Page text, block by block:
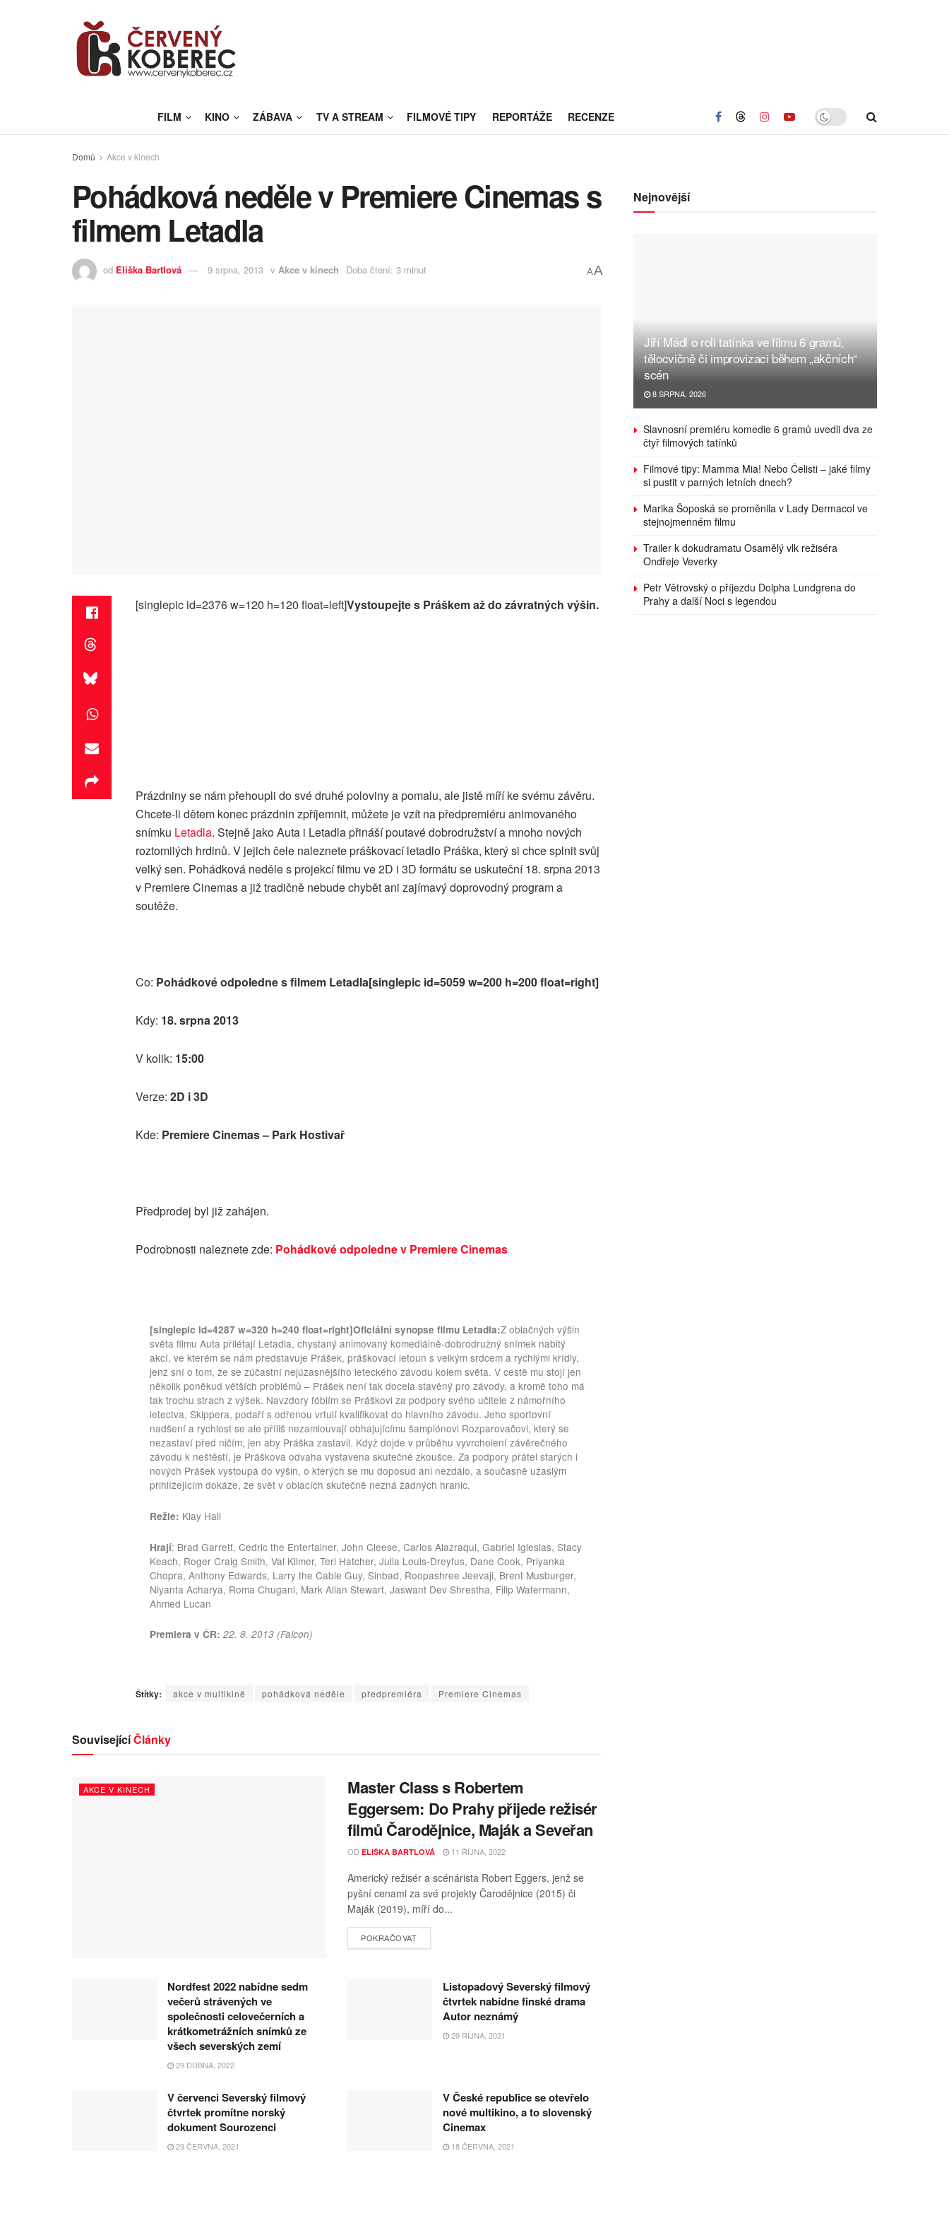
FILM KINO ZÁBAVA TV A STREAM FILMOVÉ TIPY REPORTÁŽE RECENZE
Domů Akce v kinech
Pohádková neděle v Premiere Cinemas s
filmem Letadla
od Eliška Bartlová 9 srpna, 2013 v Akce v kinech Doba čtení: 3 minut AA
[singlepic id=2376 w=120 h=120 float=left]Vystoupejte s Práškem až do závratných výšin.
Prázdniny se nám přehoupli do své druhé poloviny a pomalu, ale jistě míří ke svému závěru.
Chcete-li dětem konec prázdnin zpříjemnit, můžete je vzít na předpremiéru animovaného
snímku Letadla. Stejně jako Auta i Letadla přináší poutavé dobrodružství a mnoho nových
roztomilých hrdinů. V jejich čele naleznete práškovací letadlo Práška, který si chce splnit svůj
velký sen. Pohádková neděle s projekcí filmu ve 2D i 3D formátu se uskuteční 18. srpna 2013
v Premiere Cinemas a již tradičně nebude chybět ani zajímavý doprovodný program a
soutěže.
Co: Pohádkové odpoledne s filmem Letadla[singlepic id=5059 w=200 h=200 float=right]
Kdy: 18. srpna 2013
V kolik: 15:00
Verze: 2D i 3D
Kde: Premiere Cinemas – Park Hostivař
Předprodej byl již zahájen.
Podrobnosti naleznete zde: Pohádkové odpoledne v Premiere Cinemas
[singlepic id=4287 w=320 h=240 float=right]Oficiální synopse filmu Letadla:Z oblačných výšin
světa filmu Auta přilétají Letadla, chystaný animovaný komediálně-dobrodružný snímek nabitý
akcí, ve kterém se nám představuje Prášek, práškovací letoun s velkým srdcem a rychlými křídly,
jenž sní o tom, že se zúčastní nejúžasnějšího leteckého závodu kolem světa. V cestě mu stojí jen
několik poněkud větších problémů – Prášek není tak docela stavěný pro závody, a kromě toho má
tak trochu strach z výšek. Navzdory fóbiím se Práškovi za podpory svého učitele z námořního
letectva, Skippera, podaří s odřenou vrtulí kvalifikovat do hlavního závodu. Jeho sportovní
nadšení a rychlost se ale příliš nezamlouvají obhajujícímu šampiónovi Rozparovačovi, který se
nezastaví před ničím, jen aby Práška zastavil. Když dojde v průběhu vyvrcholení závěrečného
závodu k neštěstí, je Práškova odvaha vystavena skutečné zkoušce. Za podpory přátel starých i
nových Prášek vystoupá do výšin, o kterých se mu doposud ani nezdálo, a současně užaslým
přihlížejícím dokáže, že svět v oblacích skutečně nezná žádných hranic.
Režie: Klay Hall
Hrají: Brad Garrett, Cedric the Entertainer, John Cleese, Carlos Alazraqui, Gabriel Iglesias, Stacy
Keach, Roger Craig Smith, Val Kilmer, Teri Hatcher, Julia Louis-Dreyfus, Dane Cook, Priyanka
Chopra, Anthony Edwards, Larry the Cable Guy, Sinbad, Roopashree Jeevaji, Brent Musburger,
Niyanta Acharya, Roma Chugani, Mark Allan Stewart, Jaswant Dev Shrestha, Filip Watermann,
Ahmed Lucan
Premiera v ČR: 22. 8. 2013 (Falcon)
Štítky: akce v multikině pohádková neděle předpremiéra Premiere Cinemas
SouvisejícíČlánky
AKCE V KINECH
Master Class s Robertem
Eggersem: Do Prahy přijede režisér
filmů Čarodějnice, Maják a Seveřan
OD ELIŠKA BARTLOVÁ 11 ŘÍJNA, 2022
Americký režisér a scénárista Robert Eggers, jenž se
pyšní cenami za své projekty Čarodějnice (2015) či
Maják (2019), míří do...
POKRAČOVAT
Nordfest 2022 nabídne sedm
večerů strávených ve
společnosti celovečerních a
krátkometrážních snímků ze
všech severských zemí
29 DUBNA, 2022
Listopadový Severský filmový
čtvrtek nabídne finské drama
Autor neznámý
29 ŘÍJNA, 2021
V červenci Severský filmový
čtvrtek promítne norský
dokument Sourozenci
29 ČERVNA, 2021
V České republice se otevřelo
nové multikino, a to slovenský
Cinemax
18 ČERVNA, 2021
Nejnovější
Jiří Mádl o roli tatínka ve filmu 6 gramů,
tělocvičně či improvizaci během „akčních“
scén
8 SRPNA, 2026
Slavnosní premiéru komedie 6 gramů uvedli dva ze
čtyř filmových tatínků
Filmové tipy: Mamma Mia! Nebo Čelisti – jaké filmy
si pustit v parných letních dnech?
Marika Šoposká se proměnila v Lady Dermacol ve
stejnojmenném filmu
Trailer k dokudramatu Osamělý vlk režiséra
Ondřeje Veverky
Petr Větrovský o příjezdu Dolpha Lundgrena do
Prahy a další Noci s legendou